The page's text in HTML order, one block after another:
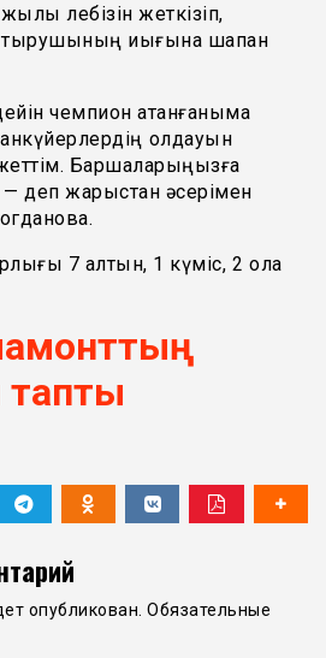
лебізін жеткізіп,
иығына шапан
чемпион атанғаныма
қолдауын
Баршаларыңызға
деп жарыстан әсерімен
7 алтын, 1 күміс, 2 қола
опубликован. Обязательные